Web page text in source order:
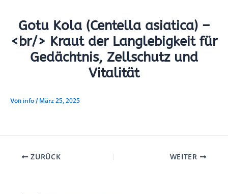
Gotu Kola (Centella asiatica) –
<br/> Kraut der Langlebigkeit für
Gedächtnis, Zellschutz und
Vitalität
Von info / März 25, 2025
ZURÜCK WEITER